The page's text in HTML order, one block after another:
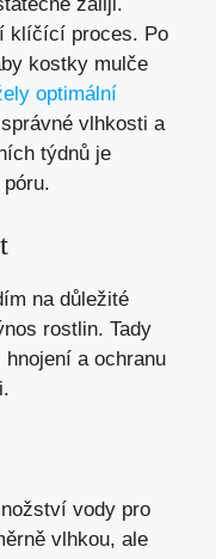
klíčící proces. Po
kostky mulče
optimální
vlhkosti a
týdnů je
na důležité
rostlin. Tady
a ochranu
vody pro
vlhkou, ale